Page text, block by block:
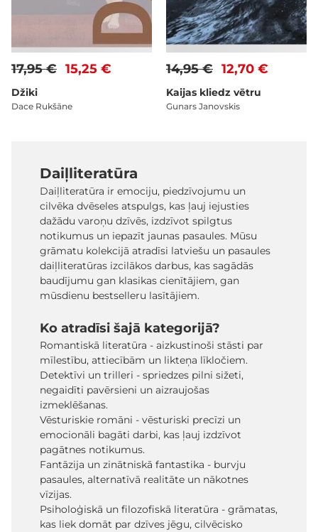
15,25 €
17,95 €
Džiki
Dace Rukšāne
12,70 €
14,95 €
Kaijas kliedz vētru
Gunars Janovskis
Daiļliteratūra
Daiļliteratūra ir emociju, piedzīvojumu un
cilvēka dvēseles atspulgs, kas ļauj iejusties
dažādu varoņu dzīvēs, izdzīvot spilgtus
notikumus un iepazīt jaunas pasaules. Mūsu
grāmatu kolekcijā atradīsi latviešu un pasaules
daiļliteratūras izcilākos darbus, kas sagādās
baudījumu gan klasikas cienītājiem, gan
mūsdienu bestselleru lasītājiem.
Ko atradīsi šajā kategorijā?
Romantiskā literatūra - aizkustinoši stāsti par
mīlestību, attiecībām un likteņa līkločiem.
Detektīvi un trilleri - spriedzes pilni sižeti,
negaidīti pavērsieni un aizraujošas
izmeklēšanas.
Vēsturiskie romāni - vēsturiski precīzi un
emocionāli bagāti darbi, kas ļauj izdzīvot
pagātnes notikumus.
Fantāzija un zinātniskā fantastika - burvju
pasaules, alternatīvā realitāte un nākotnes
vīzijas.
Psiholoģiskā un filozofiskā literatūra - grāmatas,
kas liek domāt par dzīves jēgu, cilvēcisko